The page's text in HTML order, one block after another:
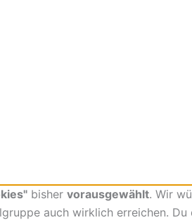
bisher vorausgewählt. Wir
auch wirklich erreichen. Du